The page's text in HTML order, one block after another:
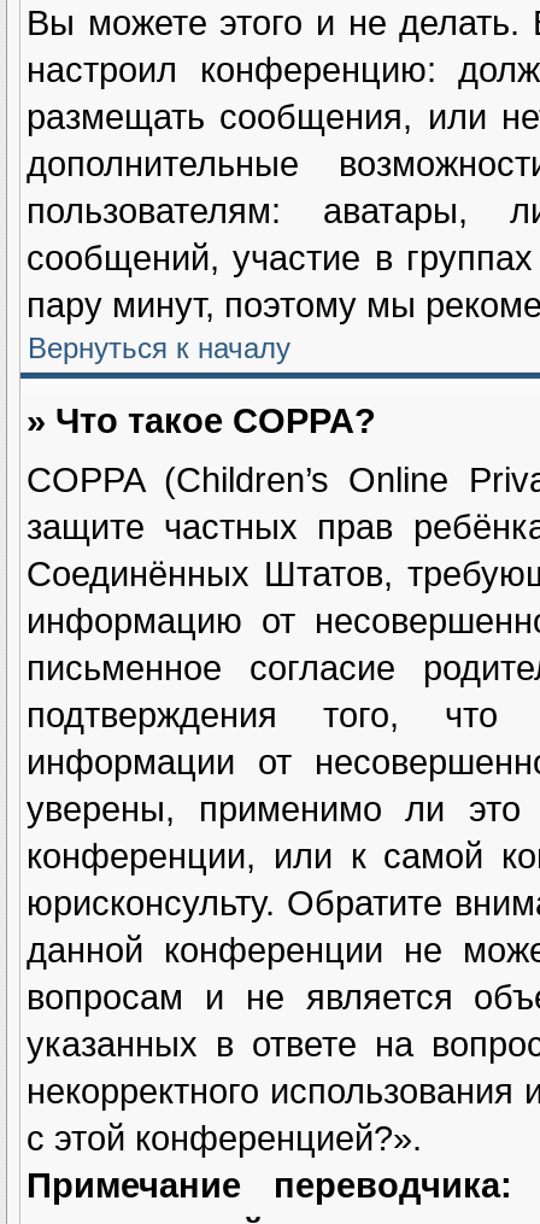
Вы можете этого и не делать.
настроил конференцию:
размещать сообщения, или
дополнительные
пользователям: аватары,
сообщений, участие в
пару минут, поэтому мы
Вернуться к началу
» Что такое COPPA?
COPPA (Children’s Online
защите частных прав
Соединённых Штатов,
информацию от
письменное согласие
подтверждения того,
информации от
уверены, применимо ли
конференции, или к самой
юрисконсульту. Обратите
данной конференции не
вопросам и не является
указанных в ответе на
некорректного
с этой конференцией?».
Примечание